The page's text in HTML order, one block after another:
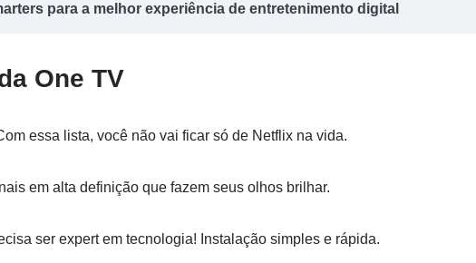
para a melhor experiência de entretenimento digital
One TV
essa lista, você não vai ficar só de Netflix na vida.
em alta definição que fazem seus olhos brilhar.
ser expert em tecnologia! Instalação simples e rápida.